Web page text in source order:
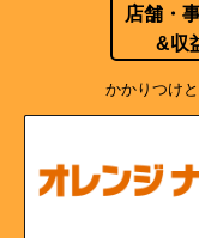
店舗・
&収
かかりつけ